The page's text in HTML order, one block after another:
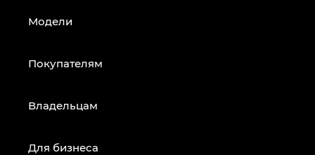
Модели
Покупателям
Владельцам
Для бизнеса